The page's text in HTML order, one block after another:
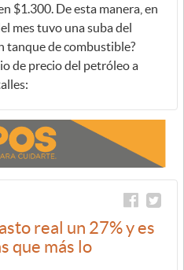
$1.300. De esta manera, en
mes tuvo una suba del
tanque de combustible?
de precio del petróleo a
real un 27% y es
que más lo